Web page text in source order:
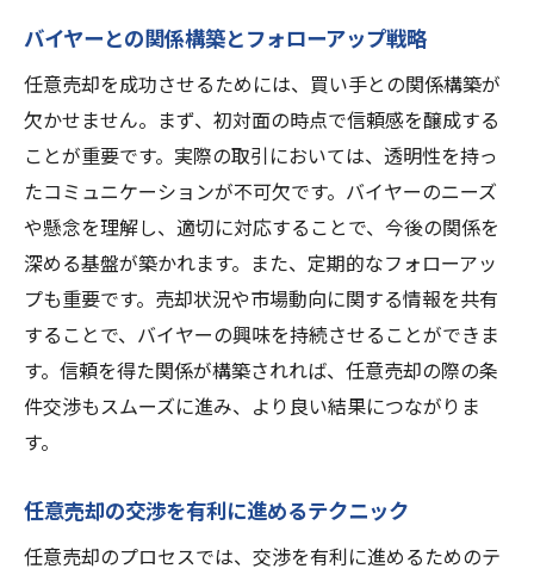
バイヤーとの関係構築とフォローアップ戦略
任意売却を成功させるためには、買い手との関係構築が
欠かせません。まず、初対面の時点で信頼感を醸成する
ことが重要です。実際の取引においては、透明性を持っ
たコミュニケーションが不可欠です。バイヤーのニーズ
や懸念を理解し、適切に対応することで、今後の関係を
深める基盤が築かれます。また、定期的なフォローアッ
プも重要です。売却状況や市場動向に関する情報を共有
することで、バイヤーの興味を持続させることができま
す。信頼を得た関係が構築されれば、任意売却の際の条
件交渉もスムーズに進み、より良い結果につながりま
す。
任意売却の交渉を有利に進めるテクニック
任意売却のプロセスでは、交渉を有利に進めるためのテ